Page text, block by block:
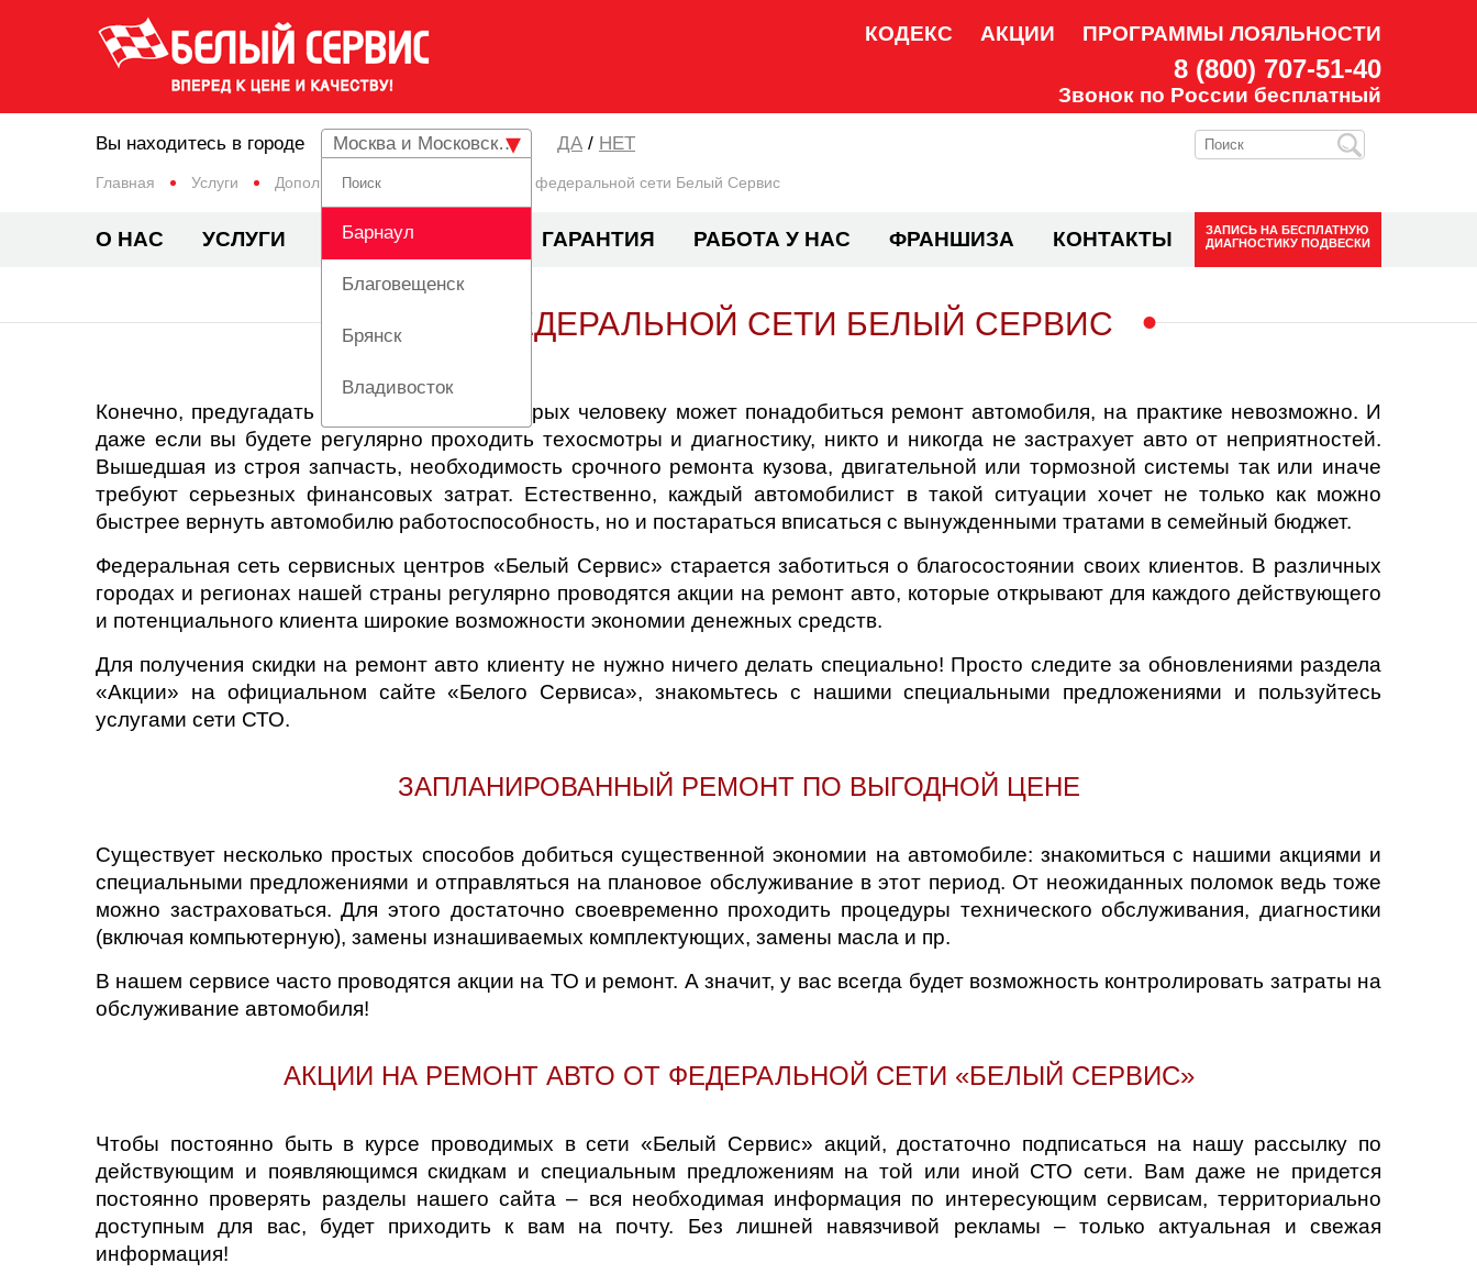
КОДЕКС АКЦИИ ПРОГРАММЫ ЛОЯЛЬНОСТИ
8 (800) 707-51-40
Звонок по России бесплатный
Главная Услуги Дополнительный сервис Акции федеральной сети Белый Сервис
Вы находитесь в городе Москва и Московская область
Барнаул
Благовещенск
Брянск
Владивосток
Вологда
Екатеринбург
Киров
Красноярск
Москва и Московская область
Муравленко
Мурманск
Нижний Новгород
Орёл
Оренбург
/ НЕТ
О НАС УСЛУГИ ЦЕНЫ ГАРАНТИЯ РАБОТА У НАС ФРАНШИЗА КОНТАКТЫ ЗАПИСЬ НА БЕСПЛАТНУЮ
ДИАГНОСТИКУ ПОДВЕСКИ
АКЦИИ ФЕДЕРАЛЬНОЙ СЕТИ БЕЛЫЙ СЕРВИС
Конечно, предугадать все ситуации, в которых человеку может понадобиться ремонт автомобиля, на практике невозможно. И
даже если вы будете регулярно проходить техосмотры и диагностику, никто и никогда не застрахует авто от неприятностей.
Вышедшая из строя запчасть, необходимость срочного ремонта кузова, двигательной или тормозной системы так или иначе
требуют серьезных финансовых затрат. Естественно, каждый автомобилист в такой ситуации хочет не только как можно
быстрее вернуть автомобилю работоспособность, но и постараться вписаться с вынужденными тратами в семейный бюджет.
Федеральная сеть сервисных центров «Белый Сервис» старается заботиться о благосостоянии своих клиентов. В различных
городах и регионах нашей страны регулярно проводятся акции на ремонт авто, которые открывают для каждого действующего
и потенциального клиента широкие возможности экономии денежных средств.
Для получения скидки на ремонт авто клиенту не нужно ничего делать специально! Просто следите за обновлениями раздела
«Акции» на официальном сайте «Белого Сервиса», знакомьтесь с нашими специальными предложениями и пользуйтесь
услугами сети СТО.
ЗАПЛАНИРОВАННЫЙ РЕМОНТ ПО ВЫГОДНОЙ ЦЕНЕ
Существует несколько простых способов добиться существенной экономии на автомобиле: знакомиться с нашими акциями и
специальными предложениями и отправляться на плановое обслуживание в этот период. От неожиданных поломок ведь тоже
можно застраховаться. Для этого достаточно своевременно проходить процедуры технического обслуживания, диагностики
(включая компьютерную), замены изнашиваемых комплектующих, замены масла и пр.
В нашем сервисе часто проводятся акции на ТО и ремонт. А значит, у вас всегда будет возможность контролировать затраты на
обслуживание автомобиля!
АКЦИИ НА РЕМОНТ АВТО ОТ ФЕДЕРАЛЬНОЙ СЕТИ «БЕЛЫЙ СЕРВИС»
Чтобы постоянно быть в курсе проводимых в сети «Белый Сервис» акций, достаточно подписаться на нашу рассылку по
действующим и появляющимся скидкам и специальным предложениям на той или иной СТО сети. Вам даже не придется
постоянно проверять разделы нашего сайта – вся необходимая информация по интересующим сервисам, территориально
доступным для вас, будет приходить к вам на почту. Без лишней навязчивой рекламы – только актуальная и свежая
информация!